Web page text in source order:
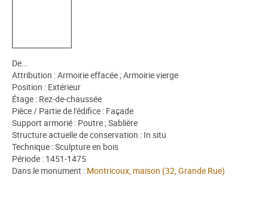
De…
Attribution : Armoirie effacée ; Armoirie vierge
Position : Extérieur
Étage : Rez-de-chaussée
Pièce / Partie de l'édifice : Façade
Support armorié : Poutre ; Sablière
Structure actuelle de conservation : In situ
Technique : Sculpture en bois
Période : 1451-1475
Dans le monument : Montricoux, maison (32, Grande Rue)